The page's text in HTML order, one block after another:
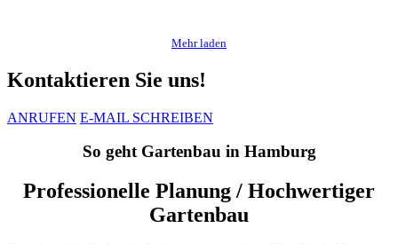
Mehr laden
Kontaktieren Sie uns!
ANRUFEN E-MAIL SCHREIBEN
So geht Gartenbau in Hamburg
Professionelle Planung / Hochwertiger
Gartenbau